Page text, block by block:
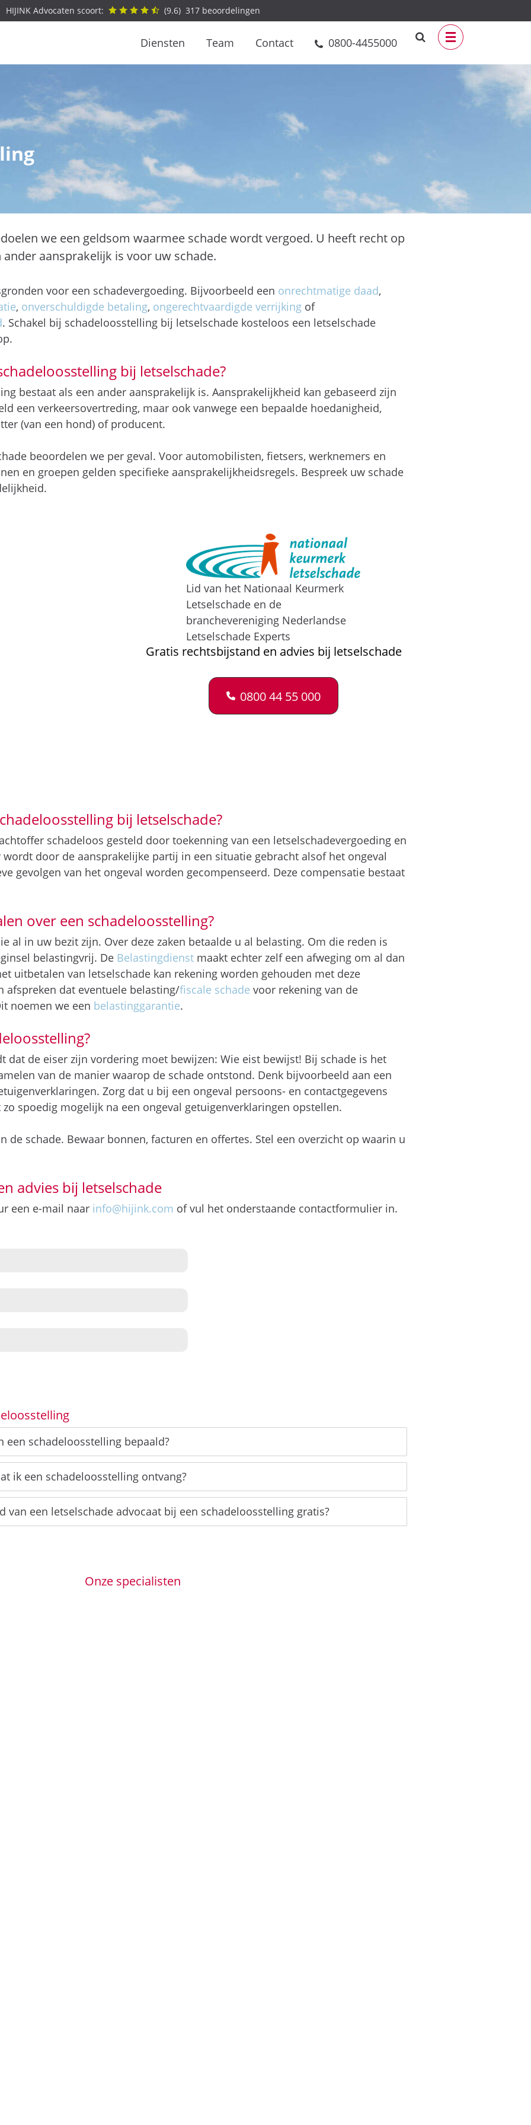
HIJINK Advocaten scoort: (9.6) 317beoordelingen
Diensten Team Contact 0800-4455000
we een geldsom waarmee schade wordt vergoed. U heeft recht op
aansprakelijk is voor uw schade.
voor een schadevergoeding. Bijvoorbeeld een onrechtmatige daad,
, onverschuldigde betaling, ongerechtvaardigde verrijking of
. Schakel bij schadeloosstelling bij letselschade kosteloos een letselschade
bij letselschade?
bestaat als een ander aansprakelijk is. Aansprakelijkheid kan gebaseerd zijn
een verkeersovertreding, maar ook vanwege een bepaalde hoedanigheid,
(van een hond) of producent.
beoordelen we per geval. Voor automobilisten, fietsers, werknemers en
en groepen gelden specifieke aansprakelijkheidsregels. Bespreek uw schade
Lid van het Nationaal Keurmerk
Letselschade en de
branchevereniging Nederlandse
Letselschade Experts
Gratis rechtsbijstand en advies bij letselschade
0800 44 55 000
bij letselschade?
schadeloos gesteld door toekenning van een letselschadevergoeding en
door de aansprakelijke partij in een situatie gebracht alsof het ongeval
gevolgen van het ongeval worden gecompenseerd. Deze compensatie bestaat
over een schadeloosstelling?
al in uw bezit zijn. Over deze zaken betaalde u al belasting. Om die reden is
belastingvrij. De Belastingdienst maakt echter zelf een afweging om al dan
uitbetalen van letselschade kan rekening worden gehouden met deze
afspreken dat eventuele belasting/fiscale schade voor rekening van de
noemen we een belastinggarantie.
dat de eiser zijn vordering moet bewijzen: Wie eist bewijst! Bij schade is het
van de manier waarop de schade ontstond. Denk bijvoorbeeld aan een
Zorg dat u bij een ongeval persoons- en contactgegevens
spoedig mogelijk na een ongeval getuigenverklaringen opstellen.
de schade. Bewaar bonnen, facturen en offertes. Stel een overzicht op waarin u
advies bij letselschade
een e-mail naar info@hijink.com of vul het onderstaande contactformulier in.
een schadeloosstelling bepaald?
ik een schadeloosstelling ontvang?
van een letselschade advocaat bij een schadeloosstelling gratis?
Onze specialisten